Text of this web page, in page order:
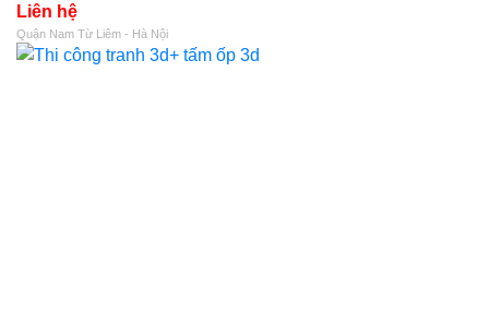
Liên hệ
Quận Nam Từ Liêm - Hà Nội